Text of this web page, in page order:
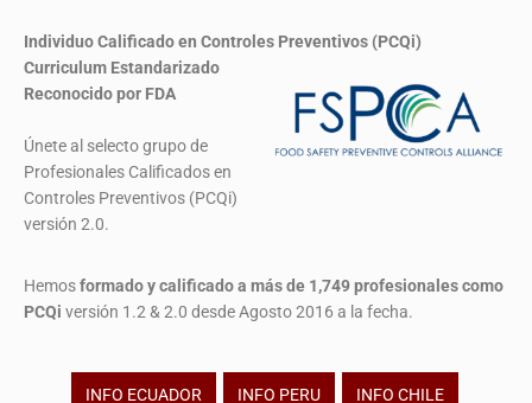
Individuo Calificado en Controles Preventivos (PCQi)
Curriculum Estandarizado
Reconocido por FDA
Únete al selecto grupo de
Profesionales Calificados en
Controles Preventivos (PCQi)
versión 2.0.
Hemosformado y calificado a más de 1,749 profesionalescomo
PCQi versión 1.2 & 2.0 desde Agosto 2016 a la fecha.
INFO ECUADOR INFO PERU INFO CHILE